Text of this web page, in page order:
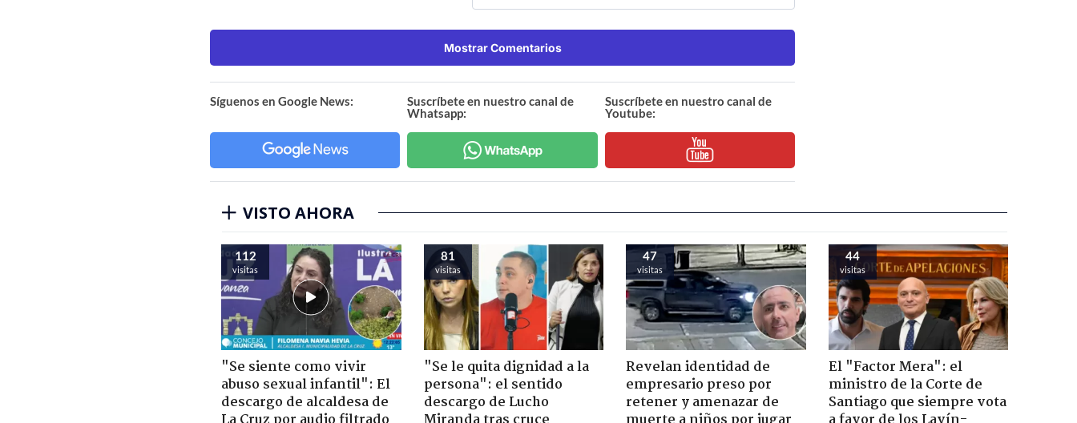
Mostrar Comentarios
Síguenos en Google News:
Suscríbete en nuestro canal de
Whatsapp:
Suscríbete en nuestro canal de
Youtube:
VISTO AHORA
112
visitas
"Se siente como vivir
abuso sexual infantil": El
descargo de alcaldesa de
81
visitas
"Se le quita dignidad a la
persona": el sentido
descargo de Lucho
47
visitas
Revelan identidad de
empresario preso por
retener y amenazar de
44
visitas
El "Factor Mera": el
ministro de la Corte de
Santiago que siempre vota